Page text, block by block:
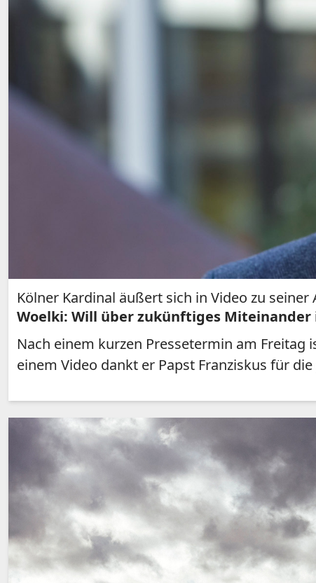
Kölner Kardinal äußert sich in Video zu seiner
Woelki: Will über zukünftiges
Nach einem kurzen Pressetermin am
einem Video dankt er Papst Franziskus für